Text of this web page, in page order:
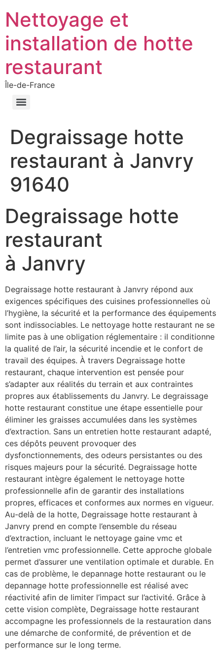
Nettoyage et
installation de hotte
restaurant
Île-de-France
Degraissage hotte
restaurant à Janvry
91640
Degraissage hotte
restaurant
à Janvry
Degraissage hotte restaurant à Janvry répond aux
exigences spécifiques des cuisines professionnelles où
l’hygiène, la sécurité et la performance des équipements
sont indissociables. Le nettoyage hotte restaurant ne se
limite pas à une obligation réglementaire : il conditionne
la qualité de l’air, la sécurité incendie et le confort de
travail des équipes. À travers Degraissage hotte
restaurant, chaque intervention est pensée pour
s’adapter aux réalités du terrain et aux contraintes
propres aux établissements du Janvry. Le degraissage
hotte restaurant constitue une étape essentielle pour
éliminer les graisses accumulées dans les systèmes
d’extraction. Sans un entretien hotte restaurant adapté,
ces dépôts peuvent provoquer des
dysfonctionnements, des odeurs persistantes ou des
risques majeurs pour la sécurité. Degraissage hotte
restaurant intègre également le nettoyage hotte
professionnelle afin de garantir des installations
propres, efficaces et conformes aux normes en vigueur.
Au-delà de la hotte, Degraissage hotte restaurant à
Janvry prend en compte l’ensemble du réseau
d’extraction, incluant le nettoyage gaine vmc et
l’entretien vmc professionnelle. Cette approche globale
permet d’assurer une ventilation optimale et durable. En
cas de problème, le depannage hotte restaurant ou le
depannage hotte professionnelle est réalisé avec
réactivité afin de limiter l’impact sur l’activité. Grâce à
cette vision complète, Degraissage hotte restaurant
accompagne les professionnels de la restauration dans
une démarche de conformité, de prévention et de
performance sur le long terme.